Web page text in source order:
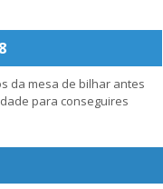
da mesa de bilhar antes
para conseguires